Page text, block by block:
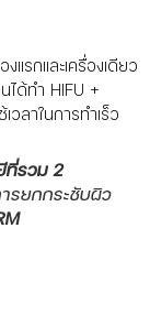
แรกและเครื่องเดียว
ได้ทำ HIFU +
ลาในการทำเร็ว
ที่รวม 2
รยกกระชับผิว